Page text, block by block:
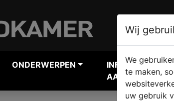
ONDERWERPEN
INFORMATIE
AANVRAGEN
Wij
We
te maken,
uw gebruik